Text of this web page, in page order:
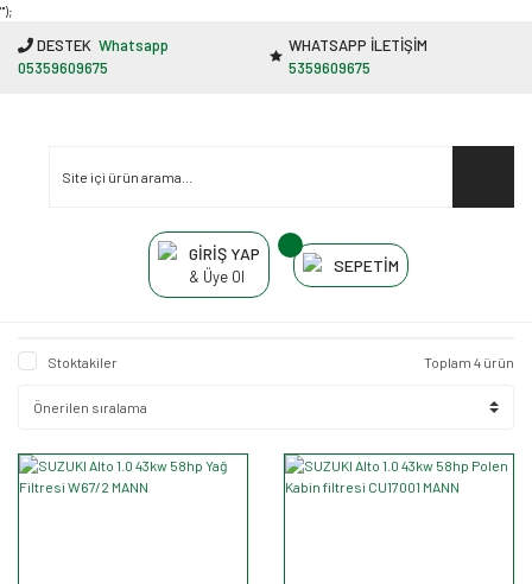
"');
DESTEK Whatsapp
05359609675
WHATSAPP İLETİŞİM
5359609675
GİRİŞ YAP
& Üye Ol
SEPETİM
Stoktakiler Toplam 4 ürün